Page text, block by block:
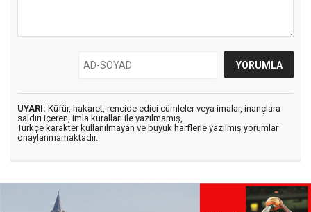
UYARI: Küfür, hakaret, rencide edici cümleler veya imalar, inançlara
saldırı içeren, imla kuralları ile yazılmamış,
Türkçe karakter kullanılmayan ve büyük harflerle yazılmış yorumlar
onaylanmamaktadır.